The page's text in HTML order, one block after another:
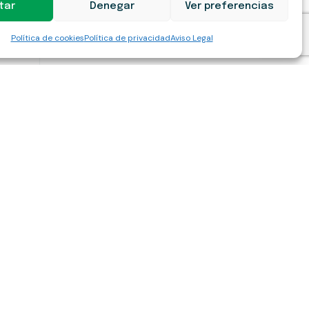
Denegar Ver preferencias
Política de cookiesPolítica de privacidadAviso Legal